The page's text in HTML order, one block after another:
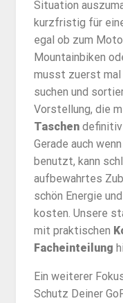
Situation
kurzfristig für
egal ob zum
Mountainbiken
musst zuerst mal
suchen und
Vorstellung, die
Taschendefinitiv
Gerade auch
benutzt, kann
aufbewahrtes
schön Energie
kosten. Unsere
mit praktischen
Facheinteilung
Ein weiterer
Schutz Deiner